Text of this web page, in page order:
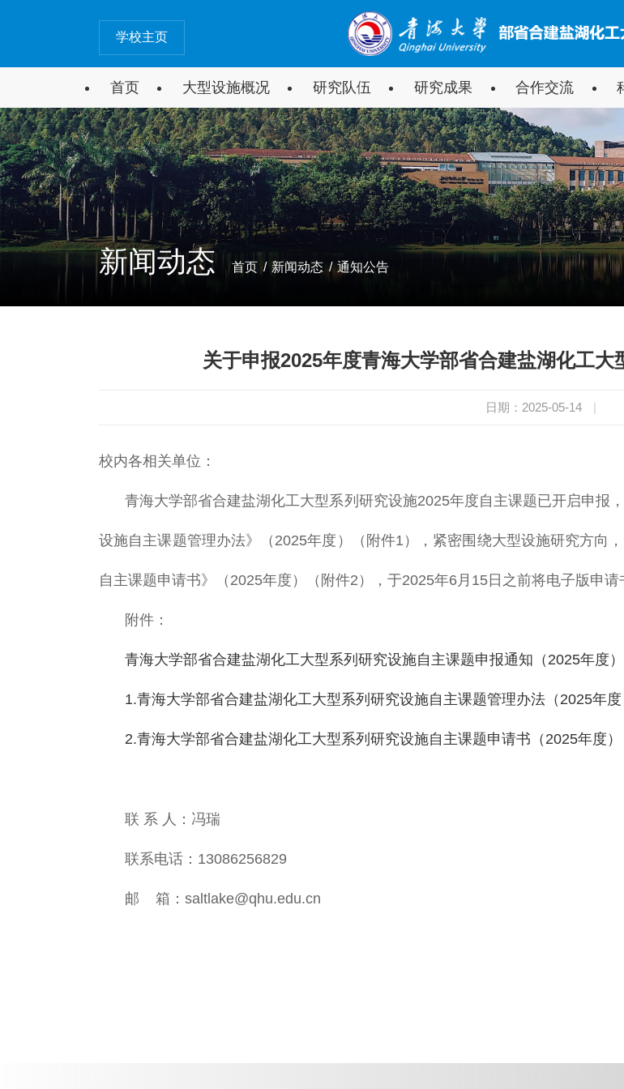
学校主页
首页 大型设施概况
大型设施简介
组织结构
两委会
研究方向
研究队伍
学科带头人
研究成果
获奖情况
论文发表
学术著作
合作交流
开放课题
新闻动态 首页 / 新闻动态 / 通知公告
关于申报2025年度青海大学部省合建盐湖化工
日期：2025-05-14 |
校内各相关单位：
青海大学部省合建盐湖化工大型系列研究设施2025年度自主课题已开启申报
设施自主课题管理办法》（2025年度）（附件1），紧密围绕大型设施研究方向
自主课题申请书》（2025年度）（附件2），于2025年6月15日之前将电子版申请
附件：
青海大学部省合建盐湖化工大型系列研究设施自主课题申报通知（2025年度）
1.青海大学部省合建盐湖化工大型系列研究设施自主课题管理办法（2025年度
2.青海大学部省合建盐湖化工大型系列研究设施自主课题申请书（2025年度）
联 系 人：冯瑞
联系电话：13086256829
邮 箱：saltlake@qhu.edu.cn